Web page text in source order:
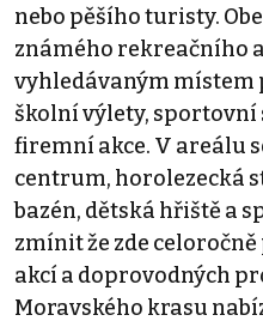
nebo pěšího turisty.
známého rekreačního
vyhledávaným místem
školní výlety, sportovní
firemní akce. V areálu
centrum, horolezecká
bazén, dětská hřiště a
zmínit že zde
akcí a doprovodných
Moravského krasu